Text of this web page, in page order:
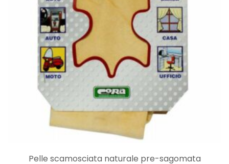
Pelle scamosciata naturale pre-sagomata